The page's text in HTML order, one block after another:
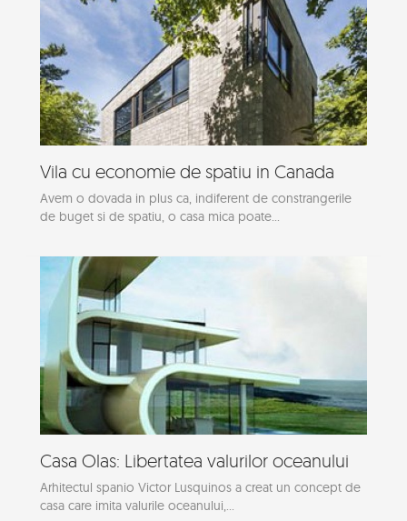
Vila cu economie de spatiu in Canada
Avem o dovada in plus ca, indiferent de constrangerile
de buget si de spatiu, o casa mica poate...
Casa Olas: Libertatea valurilor oceanului
Arhitectul spanio Victor Lusquinos a creat un concept de
casa care imita valurile oceanului,...